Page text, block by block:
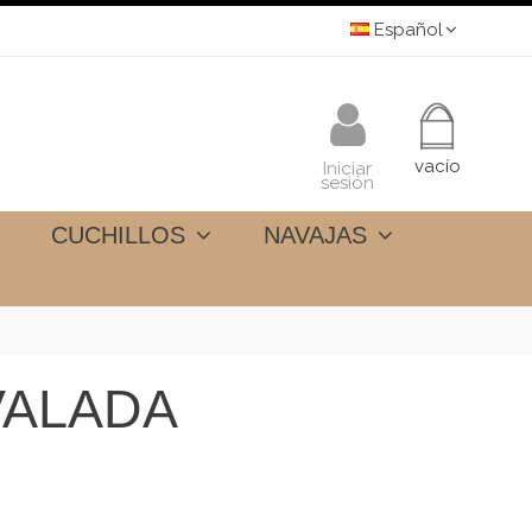
Español
vacío
Iniciar
sesión
CUCHILLOS NAVAJAS